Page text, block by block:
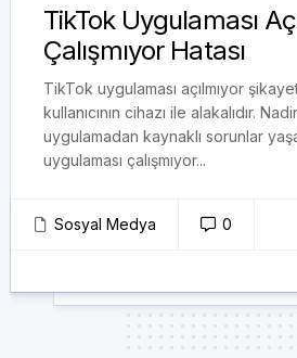
TikTok Uygulaması
Çalışmıyor Hatası
TikTok uygulaması açılmıyor
kullanıcının cihazı ile alakalıdır.
uygulamadan kaynaklı sorunlar
uygulaması çalışmıyor...
Sosyal Medya 0